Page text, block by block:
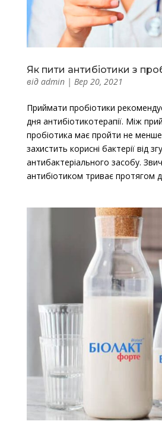
Як пити антибіотики з
від admin| Вер 20, 2021
Приймати пробіотики
дня антибіотикотерапії. Між
пробіотика має пройти не
захистить корисні бактерії від
антибактеріального засобу.
антибіотиком триває протягом